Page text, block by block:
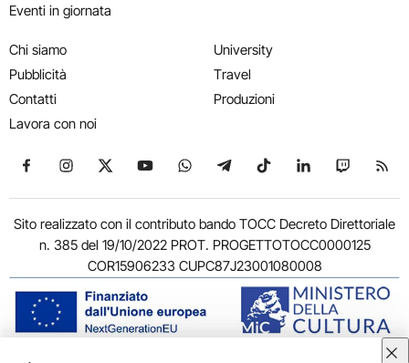
Eventi in giornata
Chi siamo
Pubblicità
Contatti
Lavora con noi
University
Travel
Produzioni
Seguici su Facebook
Seguici su Instagram
Seguici su X
Seguici su YouTube
Seguici su WhatsApp
Seguici su Telegram
Seguici su TikTok
Seguici su
Seguici
Sito realizzato con il contributo bando TOCC Decreto Direttoriale
n. 385 del 19/10/2022 PROT. PROGETTOTOCC0000125
COR15906233 CUPC87J23001080008